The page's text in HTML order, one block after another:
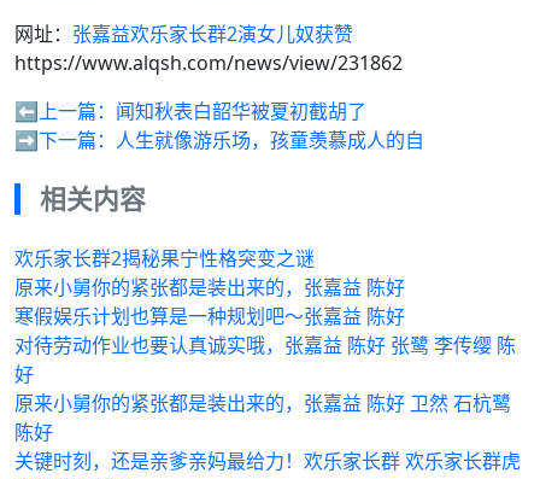
网址： 张嘉益欢乐家长群2演女儿奴获赞
https://www.alqsh.com/news/view/231862
⬅️上一篇： 闻知秋表白韶华被夏初截胡了
➡️下一篇： 人生就像游乐场，孩童羡慕成人的自
相关内容
欢乐家长群2揭秘果宁性格突变之谜
原来小舅你的紧张都是装出来的，张嘉益 陈好
寒假娱乐计划也算是一种规划吧～张嘉益 陈好
对待劳动作业也要认真诚实哦，张嘉益 陈好 张鹭 李传缨 陈
好
原来小舅你的紧张都是装出来的，张嘉益 陈好 卫然 石杭鹭
陈好
关键时刻，还是亲爹亲妈最给力！欢乐家长群 欢乐家长群虎